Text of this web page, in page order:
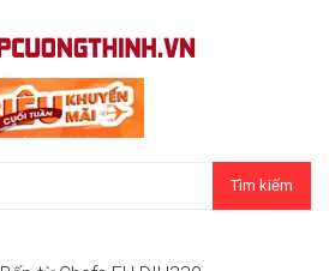
Tìm kiếm